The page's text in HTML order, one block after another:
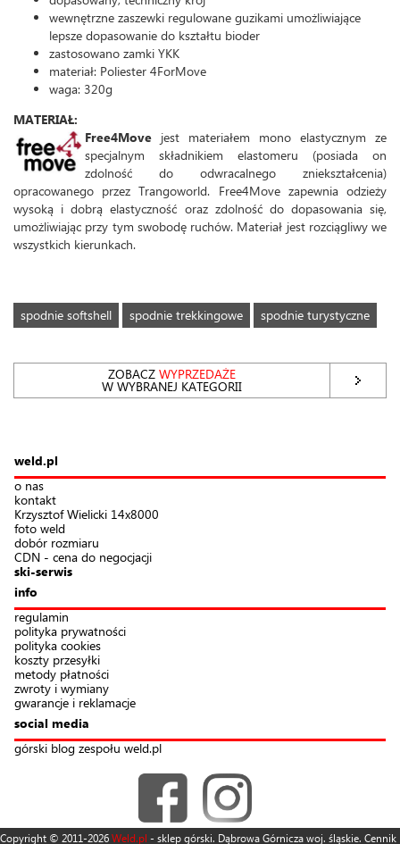
wewnętrzne zaszewki regulowane guzikami umożliwiające
lepsze dopasowanie do kształtu bioder
zastosowano zamki YKK
materiał: Poliester 4ForMove
waga: 320g
MATERIAŁ:
Free4Move jest materiałem mono elastycznym ze
specjalnym składnikiem elastomeru (posiada on
zdolność do odwracalnego zniekształcenia)
opracowanego przez Trangoworld. Free4Move zapewnia odzieży
wysoką i dobrą elastyczność oraz zdolność do dopasowania się,
umożliwiając przy tym swobodę ruchów. Materiał jest rozciągliwy we
wszystkich kierunkach.
spodnie softshell spodnie trekkingowe spodnie turystyczne
ZOBACZWYPRZEDAŻE
W WYBRANEJ KATEGORII
weld.pl
o nas
kontakt
Krzysztof Wielicki 14x8000
foto weld
dobór rozmiaru
CDN - cena do negocjacji
ski-serwis
info
regulamin
polityka prywatności
polityka cookies
koszty przesyłki
metody płatności
zwroty i wymiany
gwarancje i reklamacje
social media
górski blog zespołu weld.pl
Copyright © 2011-2026 Weld.pl - sklep górski. Dąbrowa Górnicza woj. śląskie. Cennik